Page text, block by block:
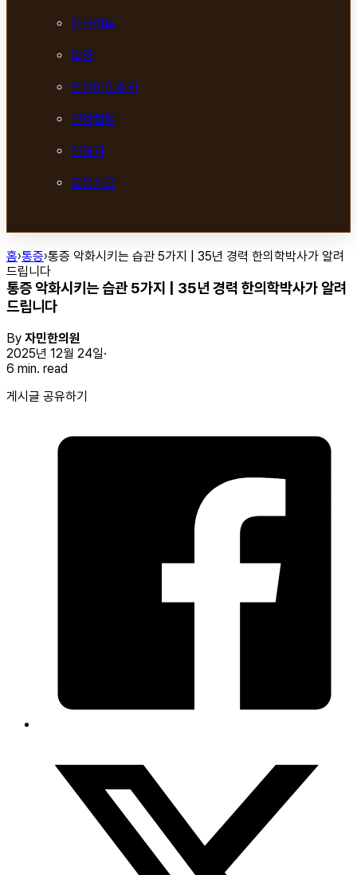
다이어트
보양
안이비인후과
건강칼럼
신경과
교통사고
홈›통증›통증 악화시키는 습관 5가지 | 35년 경력 한의학박사가 알려
드립니다
통증 악화시키는 습관 5가지 | 35년 경력 한의학박사가 알려
드립니다
By 자민한의원
2025년 12월 24일
6 min. read
게시글 공유하기